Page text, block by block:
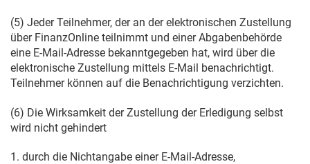
(5) Jeder Teilnehmer, der an der elektronischen Zustellung
über FinanzOnline teilnimmt und einer Abgabenbehörde
eine E-Mail-Adresse bekanntgegeben hat, wird über die
elektronische Zustellung mittels E-Mail benachrichtigt.
Teilnehmer können auf die Benachrichtigung verzichten.
(6) Die Wirksamkeit der Zustellung der Erledigung selbst
wird nicht gehindert
1. durch die Nichtangabe einer E-Mail-Adresse,